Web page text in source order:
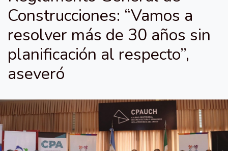
Construcciones: “Vamos a
resolver más de 30 años sin
planificación al respecto”,
aseveró